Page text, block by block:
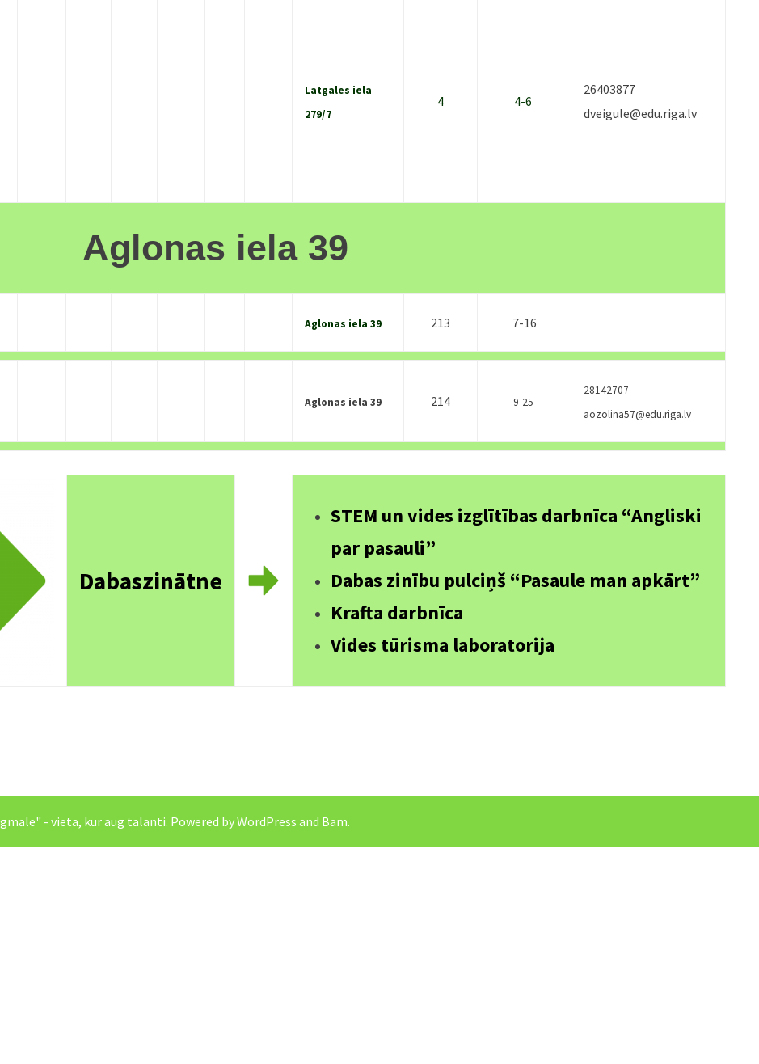
Latgales iela
279/7
4 4-6
26403877
dveigule@edu.riga.lv
Aglonas iela 39
Aglonas iela 39 213 7-16
Aglonas iela 39 214 9-25
28142707
aozolina57@edu.riga.lv
Dabaszinātne
STEM un vides izglītības darbnīca “Angliski
par pasauli”
Dabas zinību pulciņš “Pasaule man apkārt”
Krafta darbnīca
Vides tūrisma laboratorija
- vieta, kur aug talanti. Powered byWordPress and Bam.